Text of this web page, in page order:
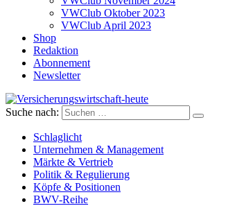
VWClub Oktober 2023
VWClub April 2023
Shop
Redaktion
Abonnement
Newsletter
Versicherungswirtschaft-heute
Suche nach:
Schlaglicht
Unternehmen & Management
Märkte & Vertrieb
Politik & Regulierung
Köpfe & Positionen
BWV-Reihe